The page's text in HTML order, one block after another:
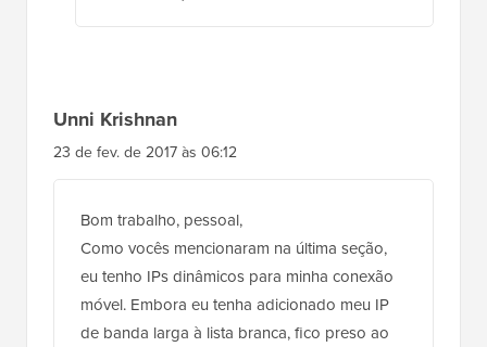
Unni Krishnan
23 de fev. de 2017 às 06:12
Bom trabalho, pessoal,
Como vocês mencionaram na última seção,
eu tenho IPs dinâmicos para minha conexão
móvel. Embora eu tenha adicionado meu IP
de banda larga à lista branca, fico preso ao